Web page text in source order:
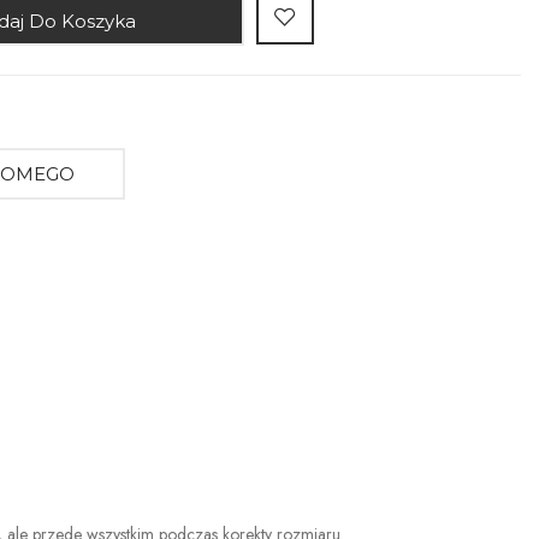
Do Koszyka
przede wszystkim podczas korekty rozmiaru.